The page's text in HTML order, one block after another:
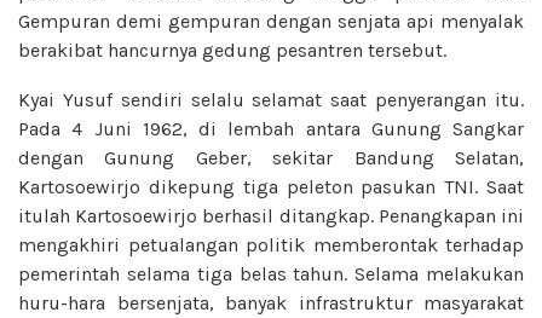
Gempuran demi gempuran dengan senjata api menyalak
berakibat hancurnya gedung pesantren tersebut.
Kyai Yusuf sendiri selalu selamat saat penyerangan itu.
Pada 4 Juni 1962, di lembah antara Gunung Sangkar
dengan Gunung Geber, sekitar Bandung Selatan,
Kartosoewirjo dikepung tiga peleton pasukan TNI. Saat
itulah Kartosoewirjo berhasil ditangkap. Penangkapan ini
mengakhiri petualangan politik memberontak terhadap
pemerintah selama tiga belas tahun. Selama melakukan
huru-hara bersenjata, banyak infrastruktur masyarakat